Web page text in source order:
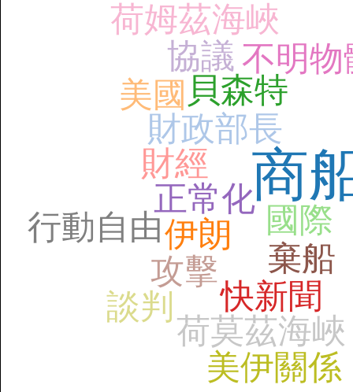
商
財政部長
伊朗
美國 貝森特
國際
快新聞
財經
正常化
協議
棄船
攻擊
不明物
荷姆茲海峽
行動自由
荷莫茲海峽
美伊關係
談判